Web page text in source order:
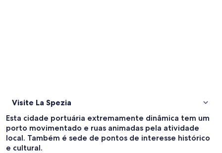
Visite La Spezia
Esta cidade portuária extremamente dinâmica tem um
porto movimentado e ruas animadas pela atividade
local. Também é sede de pontos de interesse histórico
e cultural.